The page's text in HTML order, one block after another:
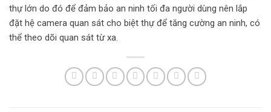
thự lớn do đó để đảm bảo an ninh tối đa người dùng nên lắp
đặt hệ camera quan sát cho biệt thự để tăng cường an ninh, có
thể theo dõi quan sát từ xa.